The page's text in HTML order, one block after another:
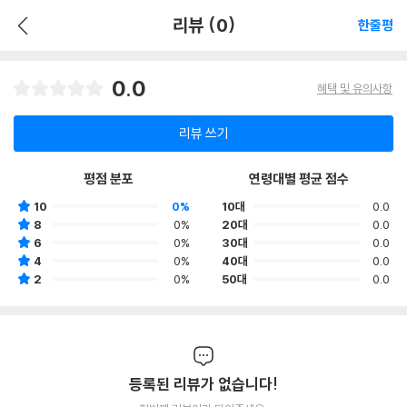
리뷰 (0) 한줄평
0.0 혜택 및 유의사항
리뷰 쓰기
평점 분포
10
0%
8
0%
6
0%
4
0%
2
0%
연령대별 평균 점수
10대
0.0
20대
0.0
30대
0.0
40대
0.0
50대
0.0
등록된 리뷰가 없습니다!